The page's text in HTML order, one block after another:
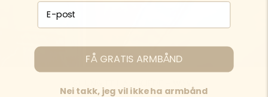
E-post påmelding
FÅ GRATIS ARMBÅND
Nei takk, jeg vil ikke ha armbånd